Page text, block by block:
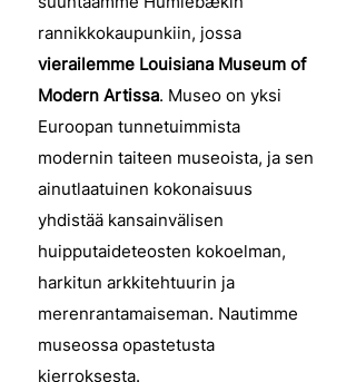
rannikkokaupunkiin, jossa
vierailemme Louisiana Museum of
Modern Artissa. Museo on yksi
Euroopan tunnetuimmista
modernin taiteen museoista, ja sen
ainutlaatuinen kokonaisuus
yhdistää kansainvälisen
huipputaideteosten kokoelman,
harkitun arkkitehtuurin ja
merenrantamaiseman. Nautimme
museossa opastetusta
kierroksesta.